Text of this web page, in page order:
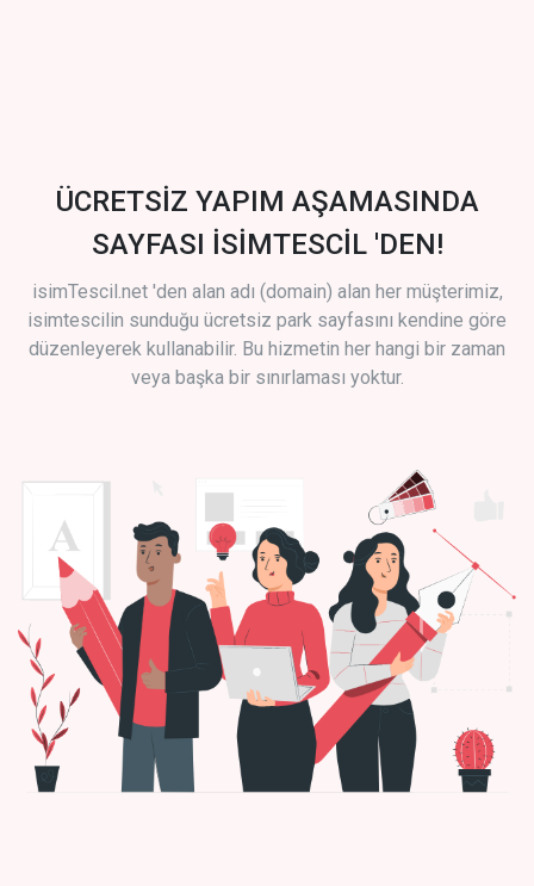
ÜCRETSİZ YAPIM AŞAMASINDA
SAYFASI İSİMTESCİL 'DEN!
isimTescil.net 'den alan adı (domain) alan her müşterimiz,
isimtescilin sunduğu ücretsiz park sayfasını kendine göre
düzenleyerek kullanabilir. Bu hizmetin her hangi bir zaman
veya başka bir sınırlaması yoktur.